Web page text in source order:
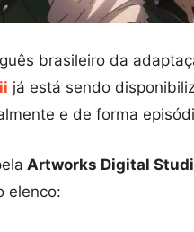
brasileiro da
já está sendo
e de forma
Artworks Digital
elenco: